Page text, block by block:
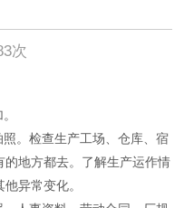
次
。检查生产工场、仓库、宿
地方都去。了解生产运作情
异常变化。